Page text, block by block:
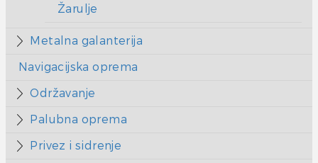
Žarulje
Metalna galanterija
Navigacijska oprema
Održavanje
Palubna oprema
Privez i sidrenje